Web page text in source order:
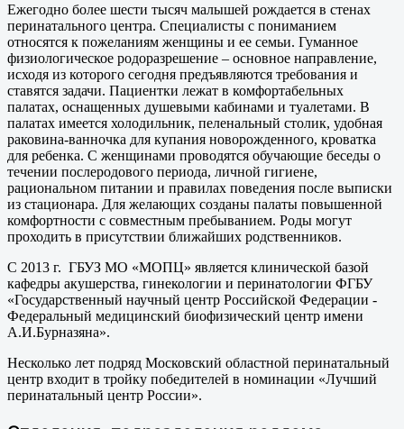
Ежегодно более шести тысяч малышей рождается в стенах
перинатального центра. Специалисты с пониманием
относятся к пожеланиям женщины и ее семьи. Гуманное
физиологическое родоразрешение – основное направление,
исходя из которого сегодня предъявляются требования и
ставятся задачи. Пациентки лежат в комфортабельных
палатах, оснащенных душевыми кабинами и туалетами. В
палатах имеется холодильник, пеленальный столик, удобная
раковина-ванночка для купания новорожденного, кроватка
для ребенка. С женщинами проводятся обучающие беседы о
течении послеродового периода, личной гигиене,
рациональном питании и правилах поведения после выписки
из стационара. Для желающих созданы палаты повышенной
комфортности с совместным пребыванием. Роды могут
проходить в присутствии ближайших родственников.
С 2013 г. ГБУЗ МО «МОПЦ» является клинической базой
кафедры акушерства, гинекологии и перинатологии ФГБУ
«Государственный научный центр Российской Федерации -
Федеральный медицинский биофизический центр имени
А.И.Бурназяна».
Несколько лет подряд Московский областной перинатальный
центр входит в тройку победителей в номинации «Лучший
перинатальный центр России».